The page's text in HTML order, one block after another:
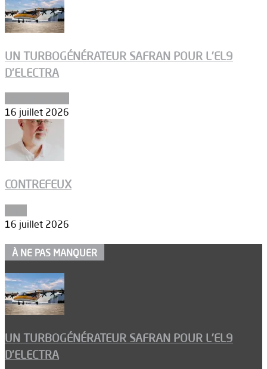
UN TURBOGÉNÉRATEUR SAFRAN POUR L’EL9
D’ELECTRA
16 juillet 2026
CONTREFEUX
16 juillet 2026
À NE PAS MANQUER
UN TURBOGÉNÉRATEUR SAFRAN POUR L’EL9
D’ELECTRA